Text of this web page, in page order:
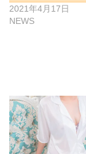
2021年4月17日
NEWS